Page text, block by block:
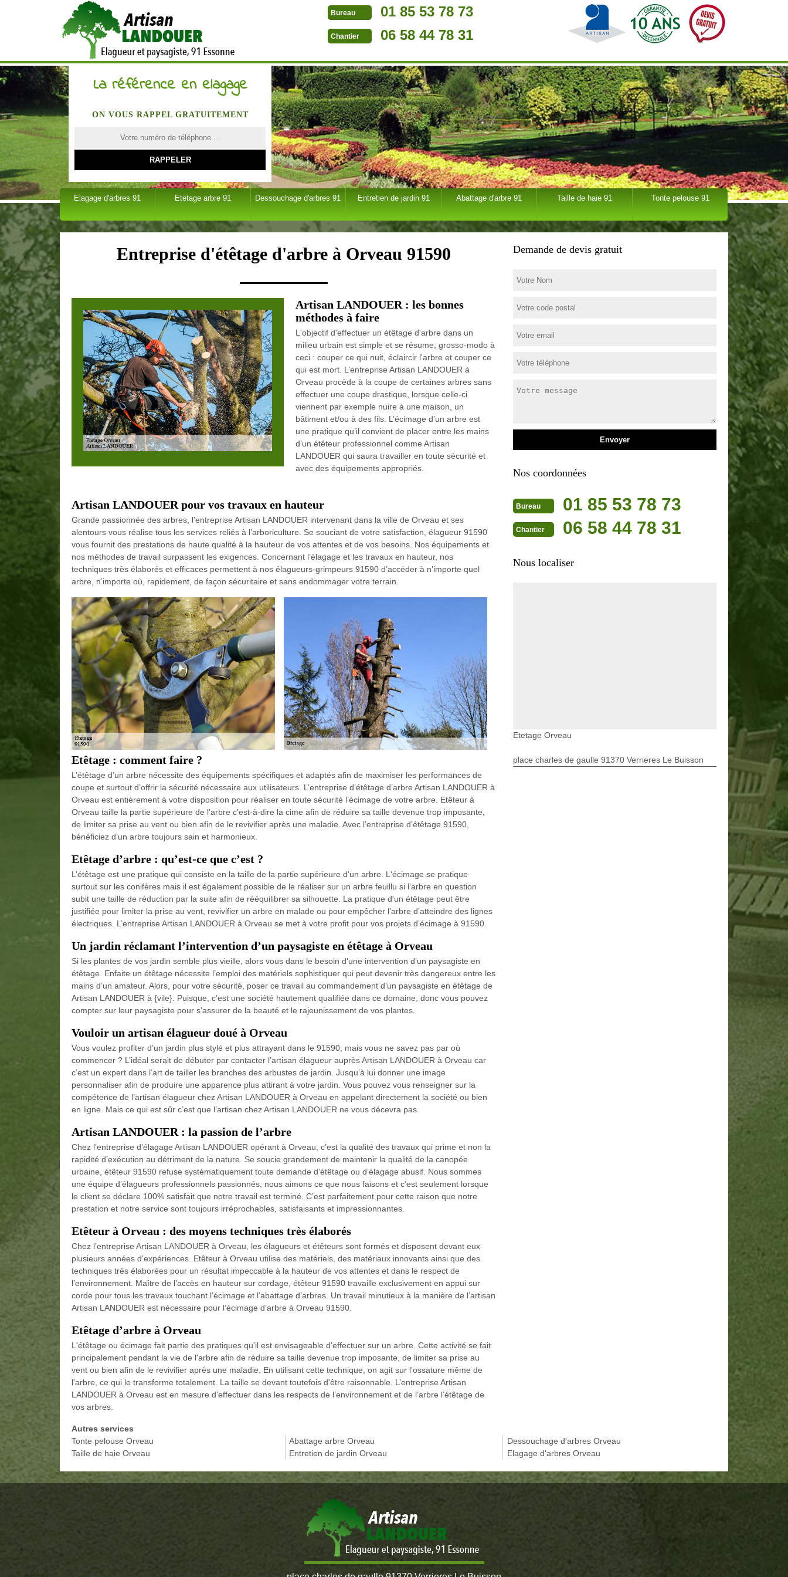
Bureau 01 85 53 78 73
Chantier 06 58 44 78 31
La référence en elagage
ON VOUS RAPPEL GRATUITEMENT
Elagage d'arbres 91 Etetage arbre 91 Dessouchage d'arbres 91 Entretien de jardin 91 Abattage d'arbre 91 Taille de haie 91 Tonte pelouse 91
Entreprise d'étêtage d'arbre à Orveau 91590
Artisan LANDOUER : les bonnes
méthodes à faire
L'objectif d'effectuer un étêtage d'arbre dans un
milieu urbain est simple et se résume, grosso-modo à
ceci : couper ce qui nuit, éclaircir l'arbre et couper ce
qui est mort. L’entreprise Artisan LANDOUER à
Orveau procède à la coupe de certaines arbres sans
effectuer une coupe drastique, lorsque celle-ci
viennent par exemple nuire à une maison, un
bâtiment et/ou à des fils. L’écimage d’un arbre est
une pratique qu’il convient de placer entre les mains
d’un étêteur professionnel comme Artisan
LANDOUER qui saura travailler en toute sécurité et
avec des équipements appropriés.
Artisan LANDOUER pour vos travaux en hauteur
Grande passionnée des arbres, l’entreprise Artisan LANDOUER intervenant dans la ville de Orveau et ses
alentours vous réalise tous les services reliés à l’arboriculture. Se souciant de votre satisfaction, élagueur 91590
vous fournit des prestations de haute qualité à la hauteur de vos attentes et de vos besoins. Nos équipements et
nos méthodes de travail surpassent les exigences. Concernant l’élagage et les travaux en hauteur, nos
techniques très élaborés et efficaces permettent à nos élagueurs-grimpeurs 91590 d’accéder à n’importe quel
arbre, n’importe où, rapidement, de façon sécuritaire et sans endommager votre terrain.
Etêtage : comment faire ?
L’étêtage d’un arbre nécessite des équipements spécifiques et adaptés afin de maximiser les performances de
coupe et surtout d’offrir la sécurité nécessaire aux utilisateurs. L’entreprise d’étêtage d’arbre Artisan LANDOUER à
Orveau est entièrement à votre disposition pour réaliser en toute sécurité l’écimage de votre arbre. Etêteur à
Orveau taille la partie supérieure de l’arbre c’est-à-dire la cime afin de réduire sa taille devenue trop imposante,
de limiter sa prise au vent ou bien afin de le revivifier après une maladie. Avec l’entreprise d’étêtage 91590,
bénéficiez d’un arbre toujours sain et harmonieux.
Etêtage d’arbre : qu’est-ce que c’est ?
L’étêtage est une pratique qui consiste en la taille de la partie supérieure d’un arbre. L'écimage se pratique
surtout sur les conifères mais il est également possible de le réaliser sur un arbre feuillu si l'arbre en question
subit une taille de réduction par la suite afin de rééquilibrer sa silhouette. La pratique d'un étêtage peut être
justifiée pour limiter la prise au vent, revivifier un arbre en malade ou pour empêcher l’arbre d’atteindre des lignes
électriques. L’entreprise Artisan LANDOUER à Orveau se met à votre profit pour vos projets d’écimage à 91590.
Un jardin réclamant l’intervention d’un paysagiste en étêtage à Orveau
Si les plantes de vos jardin semble plus vieille, alors vous dans le besoin d’une intervention d’un paysagiste en
étêtage. Enfaite un étêtage nécessite l’emploi des matériels sophistiquer qui peut devenir très dangereux entre les
mains d’un amateur. Alors, pour votre sécurité, poser ce travail au commandement d’un paysagiste en étêtage de
Artisan LANDOUER à {vile}. Puisque, c’est une société hautement qualifiée dans ce domaine, donc vous pouvez
compter sur leur paysagiste pour s’assurer de la beauté et le rajeunissement de vos plantes.
Vouloir un artisan élagueur doué à Orveau
Vous voulez profiter d’un jardin plus stylé et plus attrayant dans le 91590, mais vous ne savez pas par où
commencer ? L’idéal serait de débuter par contacter l’artisan élagueur auprès Artisan LANDOUER à Orveau car
c’est un expert dans l’art de tailler les branches des arbustes de jardin. Jusqu’à lui donner une image
personnaliser afin de produire une apparence plus attirant à votre jardin. Vous pouvez vous renseigner sur la
compétence de l’artisan élagueur chez Artisan LANDOUER à Orveau en appelant directement la société ou bien
en ligne. Mais ce qui est sûr c’est que l’artisan chez Artisan LANDOUER ne vous décevra pas.
Artisan LANDOUER : la passion de l’arbre
Chez l’entreprise d’élagage Artisan LANDOUER opérant à Orveau, c’est la qualité des travaux qui prime et non la
rapidité d’exécution au détriment de la nature. Se soucie grandement de maintenir la qualité de la canopée
urbaine, étêteur 91590 refuse systématiquement toute demande d’étêtage ou d’élagage abusif. Nous sommes
une équipe d’élagueurs professionnels passionnés, nous aimons ce que nous faisons et c’est seulement lorsque
le client se déclare 100% satisfait que notre travail est terminé. C’est parfaitement pour cette raison que notre
prestation et notre service sont toujours irréprochables, satisfaisants et impressionnantes.
Etêteur à Orveau : des moyens techniques très élaborés
Chez l’entreprise Artisan LANDOUER à Orveau, les élagueurs et étêteurs sont formés et disposent devant eux
plusieurs années d’expériences. Etêteur à Orveau utilise des matériels, des matériaux innovants ainsi que des
techniques très élaborées pour un résultat impeccable à la hauteur de vos attentes et dans le respect de
l’environnement. Maître de l’accès en hauteur sur cordage, étêteur 91590 travaille exclusivement en appui sur
corde pour tous les travaux touchant l’écimage et l’abattage d’arbres. Un travail minutieux à la manière de l’artisan
Artisan LANDOUER est nécessaire pour l’écimage d’arbre à Orveau 91590.
Etêtage d’arbre à Orveau
L'étêtage ou écimage fait partie des pratiques qu'il est envisageable d'effectuer sur un arbre. Cette activité se fait
principalement pendant la vie de l'arbre afin de réduire sa taille devenue trop imposante, de limiter sa prise au
vent ou bien afin de le revivifier après une maladie. En utilisant cette technique, on agit sur l'ossature même de
l'arbre, ce qui le transforme totalement. La taille se devant toutefois d'être raisonnable. L’entreprise Artisan
LANDOUER à Orveau est en mesure d’effectuer dans les respects de l’environnement et de l’arbre l’étêtage de
vos arbres.
Demande de devis gratuit
Nos coordonnées
Bureau 01 85 53 78 73
Chantier 06 58 44 78 31
Nous localiser
Etetage Orveau
place charles de gaulle 91370 Verrieres Le Buisson
Autres services
Tonte pelouse Orveau
Taille de haie Orveau
Abattage arbre Orveau
Entretien de jardin Orveau
Dessouchage d'arbres Orveau
Elagage d'arbres Orveau